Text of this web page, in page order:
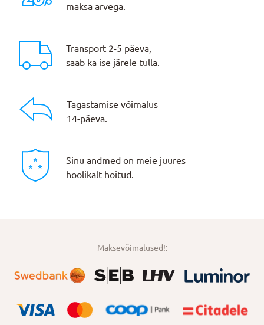
maksa arvega.
Transport 2-5 päeva,
saab ka ise järele tulla.
Tagastamise võimalus
14-päeva.
Sinu andmed on meie juures
hoolikalt hoitud.
Maksevõimalused!: